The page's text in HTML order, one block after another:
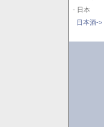
- 日本
日本酒->